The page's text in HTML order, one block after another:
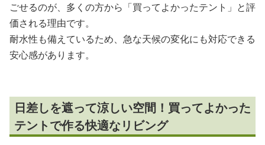
ごせるのが、多くの方から「買ってよかったテント」と評
価される理由です。
耐水性も備えているため、急な天候の変化にも対応できる
安心感があります。
日差しを遮って涼しい空間！買ってよかった
テントで作る快適なリビング